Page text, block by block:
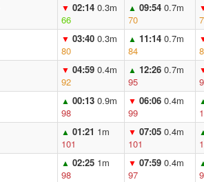
▼ 02:14 0.3m
66
▲ 09:54 0.7m
70
▼ 03:40 0.3m
80
▲ 11:14 0.7m
84
▼ 04:59 0.4m
92
▲ 12:26 0.7m
95
▲ 00:13 0.9m
98
▼ 06:06 0.4m
99
▲ 01:21 1m
101
▼ 07:05 0.4m
101
▲ 02:25 1m
98
▼ 07:59 0.4m
97